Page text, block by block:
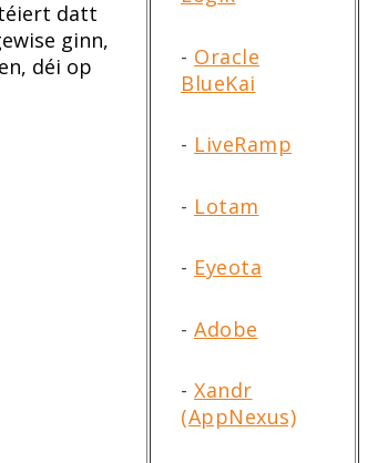
datt
ginn,
déi op
- Oracle
BlueKai
- LiveRamp
- Lotam
- Eyeota
- Adobe
- Xandr
(AppNexus)